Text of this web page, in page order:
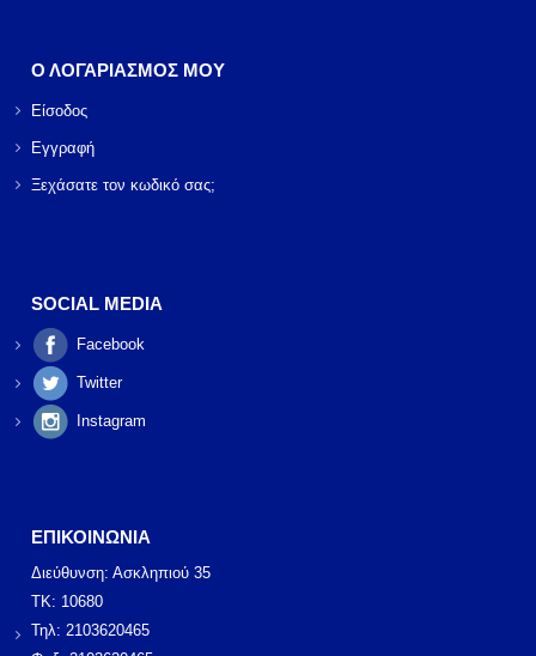
Ο ΛΟΓΑΡΙΑΣΜΟΣ ΜΟΥ
Είσοδος
Εγγραφή
Ξεχάσατε τον κωδικό σας;
SOCIAL MEDIA
Facebook
Twitter
Instagram
ΕΠΙΚΟΙΝΩΝΙΑ
Διεύθυνση: Ασκληπιού 35
ΤΚ: 10680
Τηλ: 2103620465